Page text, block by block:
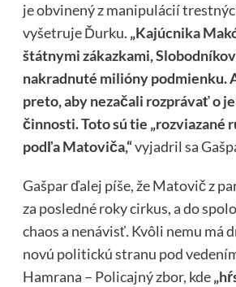
je obvinený z manipulácií
vyšetruje Ďurku. „Kajúcnika
štátnymi zákazkami,
nakradnuté milióny podmienku.
preto, aby nezačali rozprávať o
činnosti. Toto sú tie „rozviazané
podľa Matoviča,“vyjadril sa
Gašpar ďalej píše, že Matovič z
za posledné roky cirkus, a do
chaos a nenávisť. Kvôli nemu má
novú politickú stranu pod
Hamrana – Policajný zbor, kde